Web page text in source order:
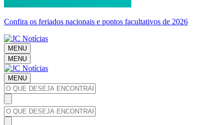
Confira os feriados nacionais e pontos facultativos de 2026
MENU
MENU
MENU